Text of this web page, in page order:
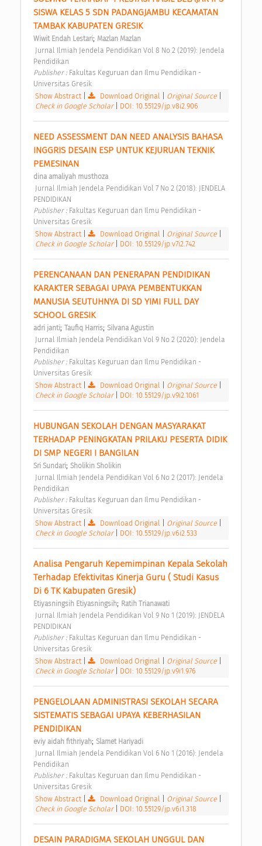
SISWA KELAS 5 SDN PADANGJAMBU KECAMATAN
TAMBAK KABUPATEN GRESIK
Wiwit Endah Lestari; Mazlan Mazlan
Pendidikan
Publisher : Fakultas Keguruan dan Ilmu Pendidikan -
Universitas Gresik
Show Abstract| Download Original Original Source
Check in Google Scholar
DOI: 10.55129/jp.v8i2.906
NEED ASSESSMENT DAN NEED ANALYSIS BAHASA
INGGRIS DESAIN ESP UNTUK KEJURUAN TEKNIK
PEMESINAN
dina amaliyah musthoza
PENDIDIKAN
Publisher : Fakultas Keguruan dan Ilmu Pendidikan -
Universitas Gresik
Show Abstract| Download Original Original Source
Check in Google Scholar
DOI: 10.55129/jp.v7i2.742
PERENCANAAN DAN PENERAPAN PENDIDIKAN
KARAKTER SEBAGAI UPAYA PEMBENTUKKAN
MANUSIA SEUTUHNYA DI SD YIMI FULL DAY
SCHOOL GRESIK
adri janti; Taufiq Harris; Silvana Agustin
Pendidikan
Publisher : Fakultas Keguruan dan Ilmu Pendidikan -
Universitas Gresik
Show Abstract| Download Original Original Source
Check in Google Scholar
DOI: 10.55129/jp.v9i2.1061
HUBUNGAN SEKOLAH DENGAN MASYARAKAT
TERHADAP PENINGKATAN PRILAKU PESERTA DIDIK
DI SMP NEGERI I BANGILAN
Sri Sundari; Sholikin Sholikin
Pendidikan
Publisher : Fakultas Keguruan dan Ilmu Pendidikan -
Universitas Gresik
Show Abstract| Download Original Original Source
Check in Google Scholar
DOI: 10.55129/jp.v6i2.533
Analisa Pengaruh Kepemimpinan Kepala Sekolah
Terhadap Efektivitas Kinerja Guru ( Studi Kasus
Di 6 TK Kabupaten Gresik)
Etiyasningsih Etiyasningsih; Ratih Trianawati
PENDIDIKAN
Publisher : Fakultas Keguruan dan Ilmu Pendidikan -
Universitas Gresik
Show Abstract| Download Original Original Source
Check in Google Scholar
DOI: 10.55129/jp.v9i1.976
PENGELOLAAN ADMINISTRASI SEKOLAH SECARA
SISTEMATIS SEBAGAI UPAYA KEBERHASILAN
PENDIDIKAN
eviy aidah fithriyah; Slamet Hariyadi
Pendidikan
Publisher : Fakultas Keguruan dan Ilmu Pendidikan -
Universitas Gresik
Show Abstract| Download Original Original Source
Check in Google Scholar
DOI: 10.55129/jp.v6i1.318
DESAIN PARADIGMA SEKOLAH UNGGUL DAN